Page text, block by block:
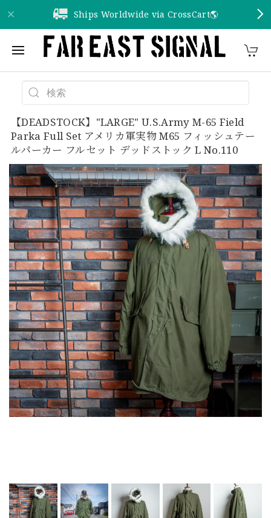
Ships Worldwide via CrossCart🌎️
【DEADSTOCK】"LARGE" U.S.Army M-65 Field
Parka Full Set アメリカ軍実物 M65 フィッシュテー
ルパーカー フルセット デッドストック L No.110